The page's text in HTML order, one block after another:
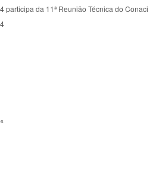
participa da 11ª Reunião Técnica do Conaci